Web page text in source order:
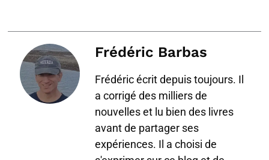
Frédéric Barbas
Frédéric écrit depuis toujours. Il
a corrigé des milliers de
nouvelles et lu bien des livres
avant de partager ses
expériences. Il a choisi de